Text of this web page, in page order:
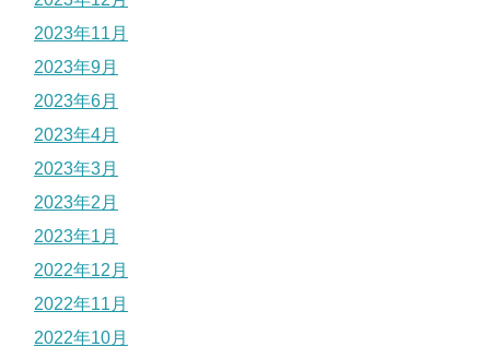
2023年11月
2023年9月
2023年6月
2023年4月
2023年3月
2023年2月
2023年1月
2022年12月
2022年11月
2022年10月